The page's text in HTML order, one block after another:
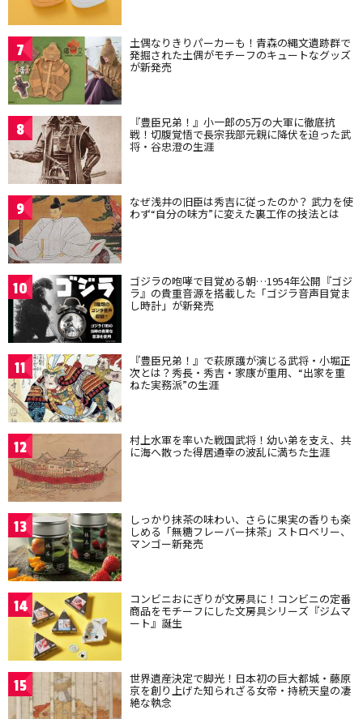
7 土偶なりきりパーカーも！青森の縄文遺跡群で
発掘された土偶がモチーフのキュートなグッズ
が新発売
8 『豊臣兄弟！』小一郎の5万の大軍に徹底抗
戦！切腹覚悟で長宗我部元親に降伏を迫った武
将・谷忠澄の生涯
9 なぜ浅井の旧臣は秀吉に従ったのか？ 武力を使
わず“自分の味方”に変えた裏工作の技法とは
10 ゴジラの咆哮で目覚める朝…1954年公開『ゴジ
ラ』の貴重音源を搭載した「ゴジラ音声目覚ま
し時計」が新発売
11 『豊臣兄弟！』で萩原護が演じる武将・小堀正
次とは？秀長・秀吉・家康が重用、“出家を重
ねた実務派”の生涯
12 村上水軍を率いた戦国武将！幼い弟を支え、共
に海へ散った得居通幸の波乱に満ちた生涯
13 しっかり抹茶の味わい、さらに果実の香りも楽
しめる「無糖フレーバー抹茶」ストロベリー、
マンゴー新発売
14 コンビニおにぎりが文房具に！コンビニの定番
商品をモチーフにした文房具シリーズ『ジムマ
ート』誕生
15 世界遺産決定で脚光！日本初の巨大都城・藤原
京を創り上げた知られざる女帝・持統天皇の凄
絶な執念